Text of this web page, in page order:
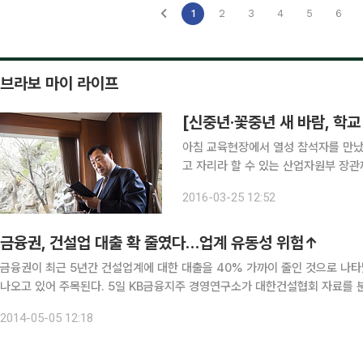
1 2 3 4 5 6
브라보 마이 라이프
아침 교육현장에서 열성 참석자를 만
고 자리라 할 수 있는 산업자원부 장
8대 산업자원부 장관을 지낸 이희범(
2016-03-25 12:52
금융권, 건설업 대출 확 줄였다…업계 유동성 위험↑
금융권이 최근 5년간 건설업계에 대한 대출을 40% 가까이 줄인 것으로 나
나오고 있어 주목된다. 5일 KB금융지주 경영연구소가 대한건설협회 자료를 분석한 결과에 따르면 예금취급기관의 건설업 대출은 금융위
2014-05-05 12:18